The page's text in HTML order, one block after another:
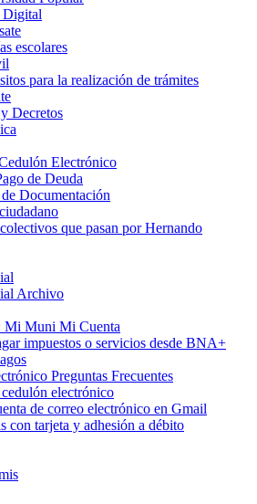
Digital
escolares
para la realización de trámites
Decretos
Electrónico
de Deuda
Documentación
que pasan por Hernando
Archivo
Mi Muni Mi Cuenta
impuestos o servicios desde BNA+
Preguntas Frecuentes
electrónico
de correo electrónico en Gmail
con tarjeta y adhesión a débito